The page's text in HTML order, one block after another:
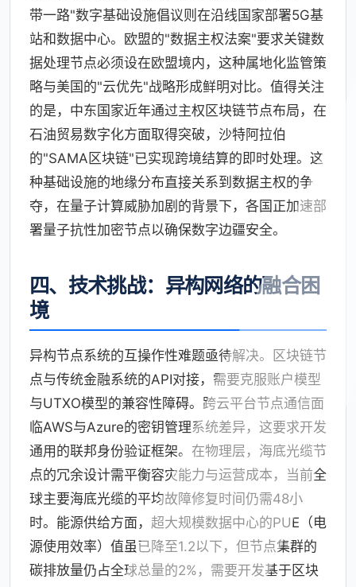
带一路"数字基础设施倡议则在沿线国家部署5G基
站和数据中心。欧盟的"数据主权法案"要求关键数
据处理节点必须设在欧盟境内，这种属地化监管策
略与美国的"云优先"战略形成鲜明对比。值得关注
的是，中东国家近年通过主权区块链节点布局，在
石油贸易数字化方面取得突破，沙特阿拉伯
的"SAMA区块链"已实现跨境结算的即时处理。这
种基础设施的地缘分布直接关系到数据主权的争
夺，在量子计算威胁加剧的背景下，各国正加速部
署量子抗性加密节点以确保数字边疆安全。
四、技术挑战：异构网络的融合困
境
异构节点系统的互操作性难题亟待解决。区块链节
点与传统金融系统的API对接，需要克服账户模型
与UTXO模型的兼容性障碍。跨云平台节点通信面
临AWS与Azure的密钥管理系统差异，这要求开发
通用的联邦身份验证框架。在物理层，海底光缆节
点的冗余设计需平衡容灾能力与运营成本，当前全
球主要海底光缆的平均故障修复时间仍需48小
时。能源供给方面，超大规模数据中心的PUE（电
源使用效率）值虽已降至1.2以下，但节点集群的
碳排放量仍占全球总量的2%，需要开发基于区块